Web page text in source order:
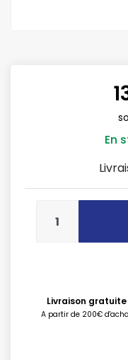
En
Livraison gratuite
A partir de 200€